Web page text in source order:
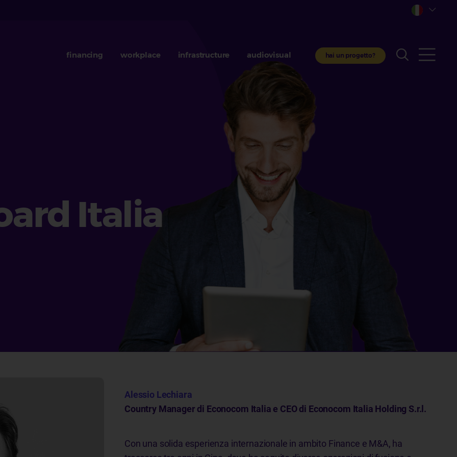
financing workplace infrastructure audiovisual hai un progetto?
Italia
Alessio Lechiara
Country Manager di Econocom Italia e CEO di Econocom Italia Holding S.r.l.
Con una solida esperienza internazionale in ambito Finance e M&A, ha